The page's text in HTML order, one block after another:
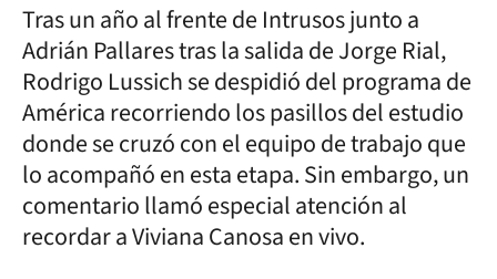
Tras un año al frente de Intrusos junto a
Adrián Pallares tras la salida de Jorge Rial,
Rodrigo Lussich se despidió del programa de
América recorriendo los pasillos del estudio
donde se cruzó con el equipo de trabajo que
lo acompañó en esta etapa. Sin embargo, un
comentario llamó especial atención al
recordar a Viviana Canosa en vivo.